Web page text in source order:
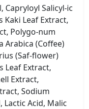
Salicyl-ic
Kaki Leaf Extract,
Polygo-num
Arabica (Coffee)
(Saf-flower)
Leaf Extract,
Extract,
Sodium
Lactic Acid, Malic